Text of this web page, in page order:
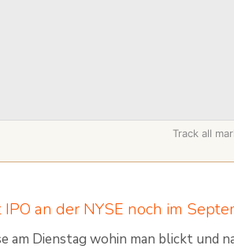
Track all
an der NYSE noch im
am Dienstag wohin man blickt und